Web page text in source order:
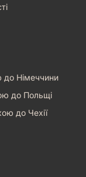
до Німеччини
до Польщі
до Чехії